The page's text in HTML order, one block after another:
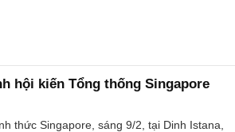
hội kiến Tổng thống Singapore
thức Singapore, sáng 9/2, tại Dinh Istana,